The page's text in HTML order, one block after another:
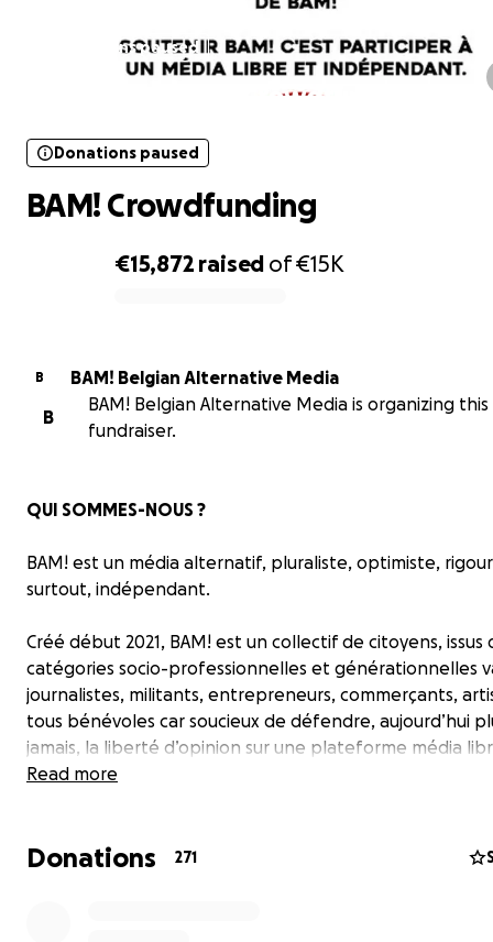
Donations paused
BAM! Crowdfunding
€15,872 raised of€15K
Donations paused
BAM! Crowdfunding
B
BAM! Belgian Alternative Media
B
BAM! Belgian Alternative Media is organizing this
fundraiser.
QUI SOMMES-NOUS ?
BAM! est un média alternatif, pluraliste, optimiste,
surtout, indépendant.
Créé début 2021, BAM! est un collectif de citoyens, issus
catégories socio-professionnelles et générationnelles
journalistes, militants, entrepreneurs, commerçants,
tous bénévoles car soucieux de défendre, aujourd’hui
jamais, la liberté d’opinion sur une plateforme média
conflits d’intérêts.
NOUS NOUS POSONS TOUS DES QUESTIONS SUR LA
Read more
Donations 271